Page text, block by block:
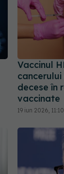
Vaccinul
decese în
vaccinate
19 iun 2026, 11:10